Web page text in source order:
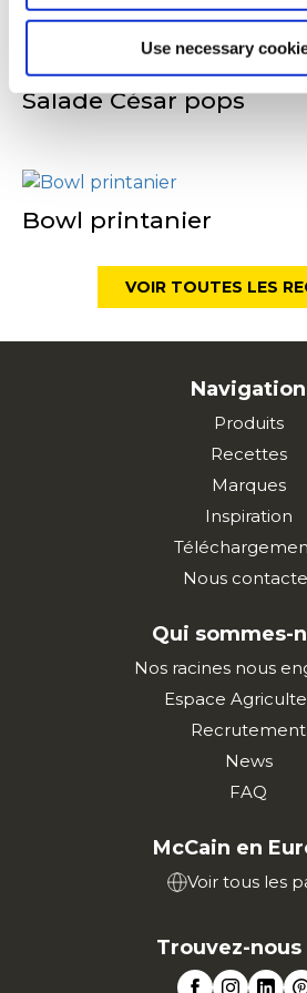
Use necessary
Salade César pops
Bowl printanier
VOIR TOUTES LES
Navigation
Produits
Recettes
Marques
Inspiration
Nous
Qui sommes-
Nos racines nous
Espace
Recrutement
News
FAQ
McCain en
Voir tous les
Trouvez-nous